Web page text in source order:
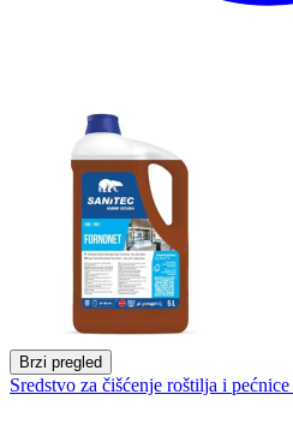
Brzi pregled
Sredstvo za čišćenje roštilja i pećnice